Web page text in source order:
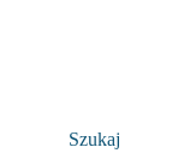
Szukaj